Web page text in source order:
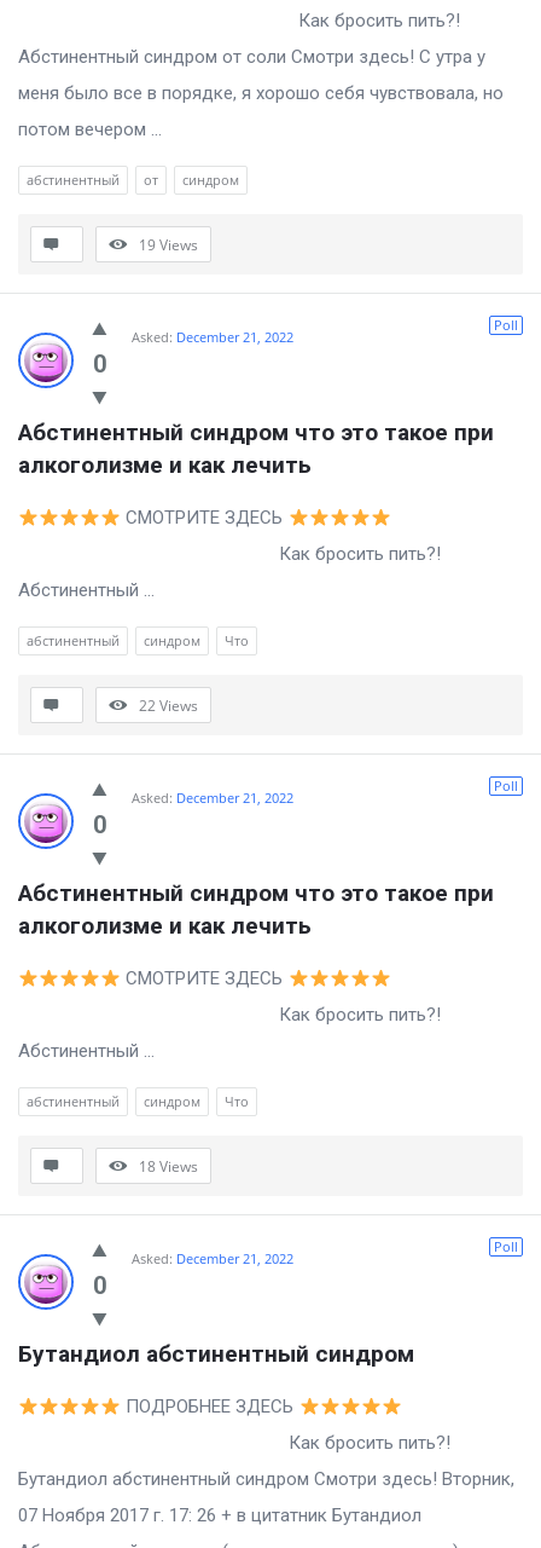
Как бросить пить?!
Абстинентный синдром от соли Смотри здесь! С утра у
меня было все в порядке, я хорошо себя чувствовала, но
потом вечером ...
абстинентный от синдром
19Views
0
Poll
Asked: December 21, 2022
Абстинентный синдром что это такое при
алкоголизме и как лечить
СМОТРИТЕ ЗДЕСЬ
Как бросить пить?!
Абстинентный ...
абстинентный синдром Что
22Views
0
Poll
Asked: December 21, 2022
Абстинентный синдром что это такое при
алкоголизме и как лечить
СМОТРИТЕ ЗДЕСЬ
Как бросить пить?!
Абстинентный ...
абстинентный синдром Что
18Views
0
Poll
Asked: December 21, 2022
Бутандиол абстинентный синдром
ПОДРОБНЕЕ ЗДЕСЬ
Как бросить пить?!
Бутандиол абстинентный синдром Смотри здесь! Вторник,
07 Ноября 2017 г. 17: 26 + в цитатник Бутандиол